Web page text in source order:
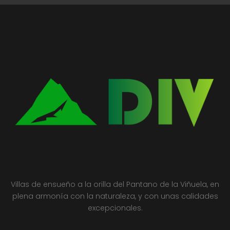
Villas de ensueño a la orilla del Pantano de la Viñuela, en
plena armonía con la naturaleza, y con unas calidades
excepcionales.